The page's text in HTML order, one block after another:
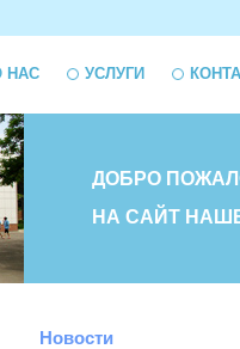
НАС УСЛУГИ
ДОБРО
НА САЙТ
Новости